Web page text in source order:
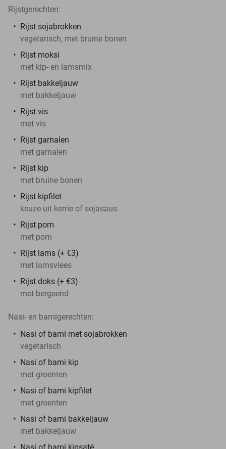
Rijstgerechten:
Rijst sojabrokken
vegetarisch, met bruine bonen
Rijst moksi
met kip- en lamsmix
Rijst bakkeljauw
met bakkeljauw
Rijst vis
met vis
Rijst garnalen
met garnalen
Rijst kip
met bruine bonen
Rijst kipfilet
keuze uit kerrie of sojasaus
Rijst pom
met pom
Rijst lams (+ €3)
met lamsvlees
Rijst doks (+ €3)
met bergeend
Nasi- en bamigerechten:
Nasi of bami met sojabrokken
vegetarisch
Nasi of bami kip
met groenten
Nasi of bami kipfilet
met groenten
Nasi of bami bakkeljauw
met bakkeljauw